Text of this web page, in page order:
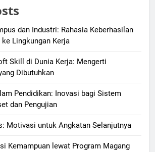
dan Industri: Rahasia Keberhasilan
Lingkungan Kerja
Skill di Dunia Kerja: Mengerti
Dibutuhkan
Pendidikan: Inovasi bagi Sistem
dan Pengujian
Motivasi untuk Angkatan Selanjutnya
Kemampuan lewat Program Magang